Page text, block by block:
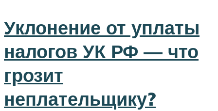
Уклонение от уплаты
налогов УК РФ — что
грозит
неплательщику?